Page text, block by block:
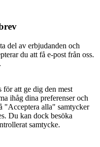
del av erbjudanden och
du att få e-post från oss.
att ge dig den mest
ihåg dina preferenser och
"Acceptera alla" samtycker
Du kan dock besöka
samtycke.